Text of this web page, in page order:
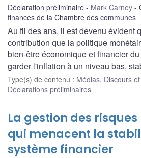
Déclaration préliminaire Mark Carney
finances de la Chambre des communes
Au fil des ans, il est devenu évident
contribution que la politique
bien-être économique et financier
garder l'inflation à un niveau bas,
Type(s) de contenu : Médias, Discours
Déclarations préliminaires
La gestion des risques
qui menacent la
système financier